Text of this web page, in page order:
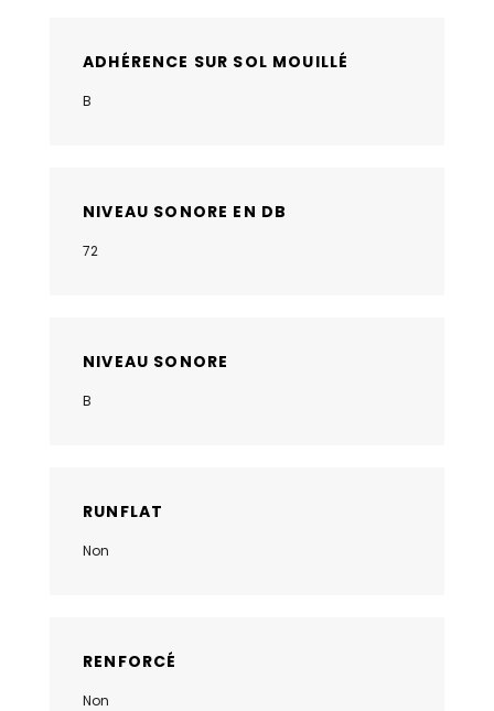
ADHÉRENCE SUR SOL MOUILLÉ
B
NIVEAU SONORE EN DB
72
NIVEAU SONORE
B
RUNFLAT
Non
RENFORCÉ
Non